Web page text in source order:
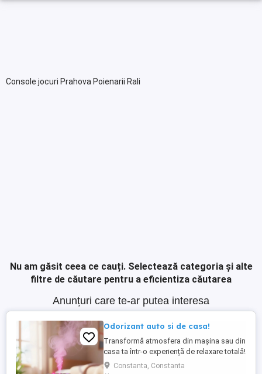
Console jocuri Prahova Poienarii Rali
Nu am găsit ceea ce cauți. Selectează categoria și alte
filtre de căutare pentru a eficientiza căutarea
Anunțuri care te-ar putea interesa
Odorizant auto si de casa!
Transformă atmosfera din mașina sau din
casa ta într-o experiență de relaxare totală!
Acest dispozitiv inovator combină
Constanta, Constanta